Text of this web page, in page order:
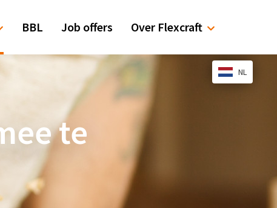
BBL Job offers Over Flexcraft
te
NL